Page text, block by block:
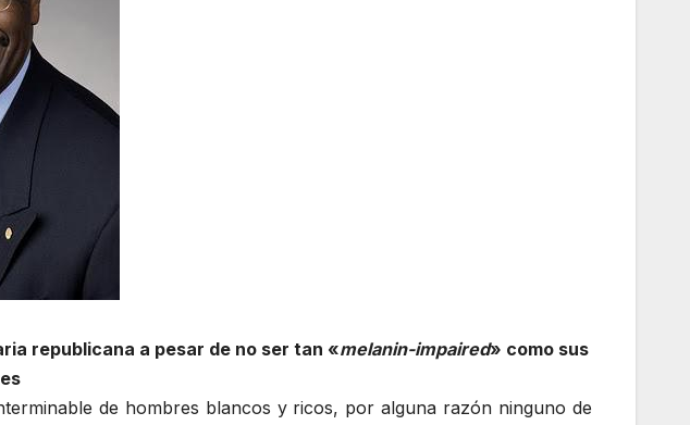
republicana a pesar de no ser tan «melanin-impaired» como sus
de hombres blancos y ricos, por alguna razón ninguno de